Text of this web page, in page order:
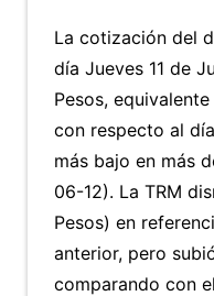
La cotización del
día Jueves 11 de
Pesos,
con respecto al
más bajo en más
06-12). La TRM
Pesos) en
anterior, pero
comparando con